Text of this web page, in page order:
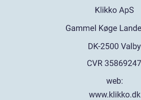
web:
www.klikko.dk